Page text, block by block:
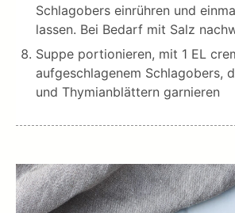
Schlagobers einrühren und
lassen. Bei Bedarf mit Salz
Suppe portionieren, mit 1 EL
aufgeschlagenem Schlagobers,
und Thymianblättern garnieren